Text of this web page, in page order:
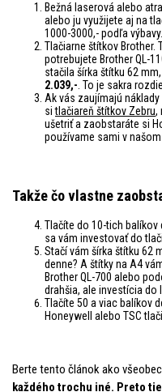
Bežná laserová alebo
alebo ju využijete aj na
1000-3000,- podľa výbavy.
Tlačiarne štítkov Brother.
potrebujete Brother QL-
stačila šírka štítku 62
2.039,- . To je sakra rozdiel
Ak vás zaujímajú
sitlačiareň štítkov Zebru,
ušetriť a zaobstaráte si
používame sami v našom
Takže čo vlastne
Tlačíte do 10-tich balíkov
sa vám investovať do
Stačí vám šírka štítku 62
denne? A štítky na A4
Brother QL-700 alebo
drahšia, ale investícia do
Tlačíte 50 a viac balíkov
Honeywell alebo TSC
Berte tento článok ako
každého trochu iné. Preto